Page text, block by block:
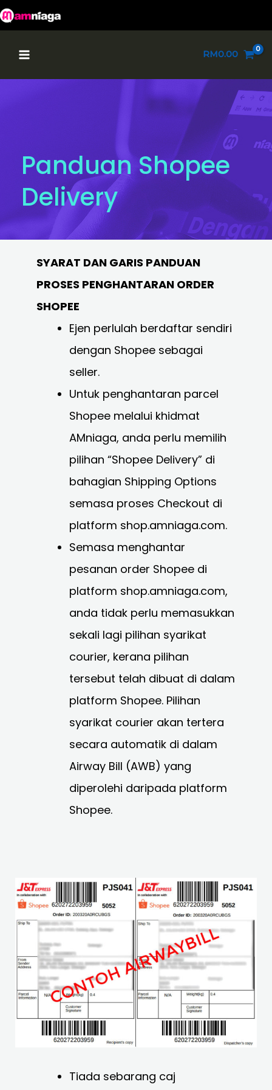
Skip
to
Menu
RM0.00
Panduan Shopee
Delivery
SYARAT DAN GARIS PANDUAN
PROSES PENGHANTARAN ORDER
SHOPEE
Ejen perlulah berdaftar sendiri
dengan Shopee sebagai
seller.
Untuk penghantaran parcel
Shopee melalui khidmat
AMniaga, anda perlu memilih
pilihan “Shopee Delivery” di
bahagian Shipping Options
semasa proses Checkout di
platform shop.amniaga.com.
Semasa menghantar
pesanan order Shopee di
platform shop.amniaga.com,
anda tidak perlu memasukkan
sekali lagi pilihan syarikat
courier, kerana pilihan
tersebut telah dibuat di dalam
platform Shopee. Pilihan
syarikat courier akan tertera
secara automatik di dalam
Airway Bill (AWB) yang
diperolehi daripada platform
Shopee.
Tiada sebarang caj